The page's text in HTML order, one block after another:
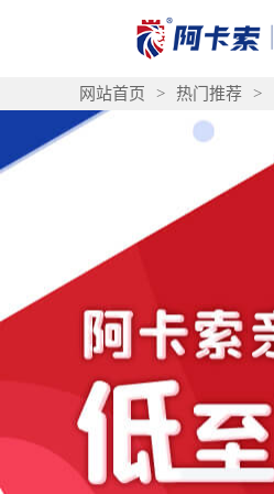
网站首页 > 热门推荐 >